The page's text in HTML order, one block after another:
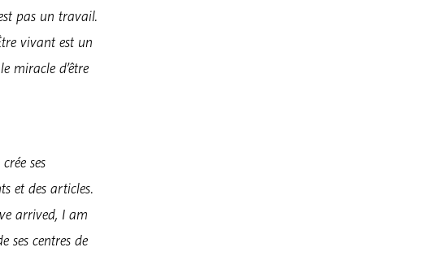
pas un travail.
vivant est un
miracle d’être
ses
et des articles.
arrived, I am
ses centres de